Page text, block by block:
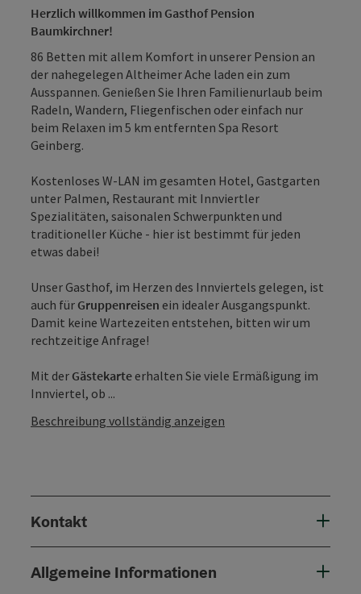
Herzlich willkommen im Gasthof Pension
Baumkirchner!
86 Betten mit allem Komfort in unserer Pension an
der nahegelegen Altheimer Ache laden ein zum
Ausspannen. Genießen Sie Ihren Familienurlaub beim
Radeln, Wandern, Fliegenfischen oder einfach nur
beim Relaxen im 5 km entfernten Spa Resort
Geinberg.
Kostenloses W-LAN im gesamten Hotel, Gastgarten
unter Palmen, Restaurant mit Innviertler
Spezialitäten, saisonalen Schwerpunkten und
traditioneller Küche - hier ist bestimmt für jeden
etwas dabei!
Unser Gasthof, im Herzen des Innviertels gelegen, ist
auch für Gruppenreisen ein idealer Ausgangspunkt.
Damit keine Wartezeiten entstehen, bitten wir um
rechtzeitige Anfrage!
Mit der Gästekarte erhalten Sie viele Ermäßigung im
Innviertel, ob ...
Beschreibung vollständig anzeigen
Kontakt
Allgemeine Informationen